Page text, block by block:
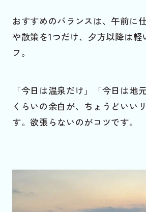
おすすめのバランスは、午前に
や散策を1つだけ、夕方以降は軽
フ。
「今日は温泉だけ」「今日は地
くらいの余白が、ちょうどいい
す。欲張らないのがコツです。